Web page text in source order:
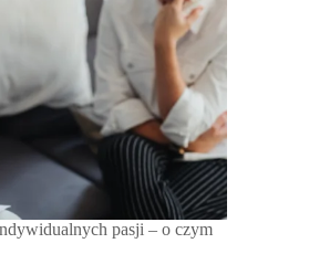
pasji – o czym